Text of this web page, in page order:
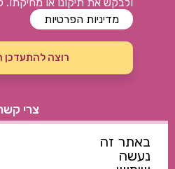
מדיניות הפרטיות
רוצה להתעדכן
צרי קשר
באתר זה
נעשה